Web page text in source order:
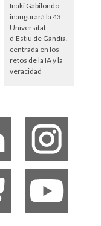
Iñaki Gabilondo
inaugurará la 43
Universitat
d’Estiu de Gandia,
centrada en los
retos de la IA y la
veracidad